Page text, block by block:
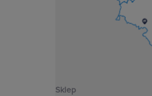
Sklep